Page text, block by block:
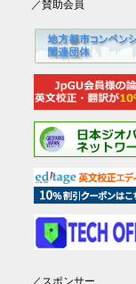
／賛助会員
／スポンサー